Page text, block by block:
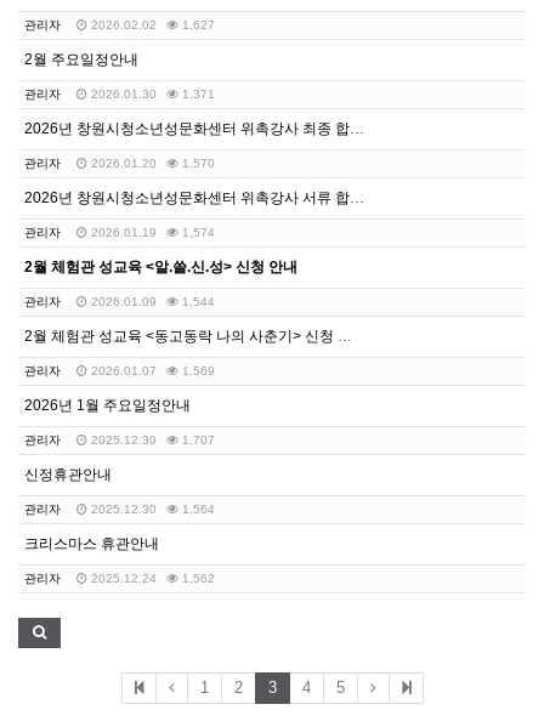
관리자 2026.02.02 1,627
2월 주요일정안내
관리자 2026.01.30 1,371
2026년 창원시청소년성문화센터 위촉강사 최종 합격자 …
관리자 2026.01.20 1,570
2026년 창원시청소년성문화센터 위촉강사 서류 합격자 …
관리자 2026.01.19 1,574
2월 체험관 성교육 <알.쓸.신.성> 신청 안내
관리자 2026.01.09 1,544
2월 체험관 성교육 <동고동락 나의 사춘기> 신청 안내
관리자 2026.01.07 1,569
2026년 1월 주요일정안내
관리자 2025.12.30 1,707
신정휴관안내
관리자 2025.12.30 1,564
크리스마스 휴관안내
관리자 2025.12.24 1,562
1 2 3 4 5